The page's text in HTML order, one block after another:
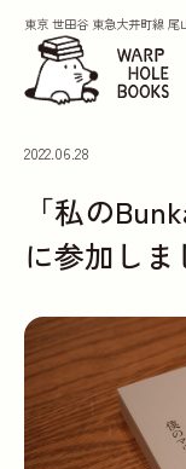
東京 世田谷 東急大井町線
2022.06.28
「私の
に参加しま